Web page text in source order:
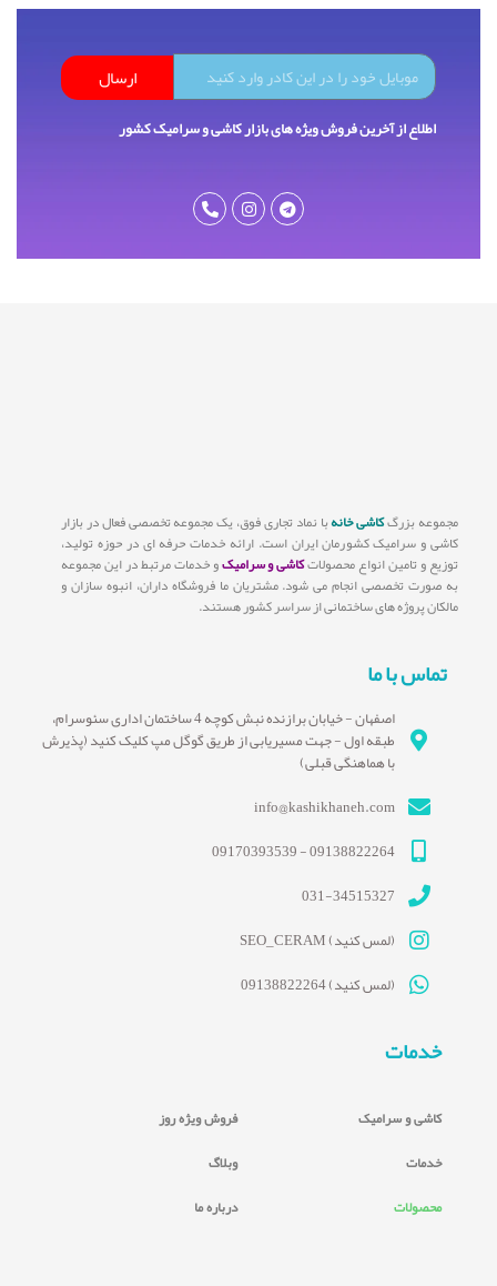
ارسال
اطلاع از آخرین فروش ویژه های بازار کاشی و سرامیک کشور
مجموعه بزرگکاشی خانهبا نماد تجاری فوق، یک مجموعه تخصصی فعال در بازار
کاشی و سرامیک کشورمان ایران است. ارائه خدمات حرفه ای در حوزه تولید،
توزیع و تامین انواع محصولاتکاشی و سرامیکو خدمات مرتبط در این مجموعه
به صورت تخصصی انجام می شود. مشتریان ما فروشگاه داران، انبوه سازان و
مالکان پروژه های ساختمانی از سراسر کشور هستند.
تماس با ما
اصفهان - خیابان برازنده نبش کوچه 4 ساختمان اداری سئوسرام،
طبقه اول - جهت مسیریابی از طریق گوگل مپ کلیک کنید (پذیرش
با هماهنگی قبلی)
info@kashikhaneh.com
09138822264 - 09170393539
031-34515327
(لمس کنید) SEO_CERAM
(لمس کنید) 09138822264
خدمات
کاشی و سرامیک
خدمات
محصولات
فروش ویژه روز
وبلاگ
درباره ما